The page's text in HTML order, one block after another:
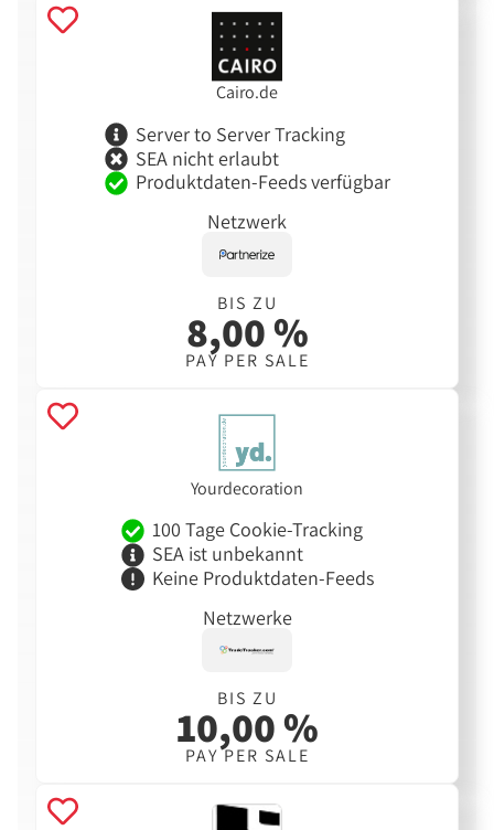
Cairo.de
Server to Server Tracking
SEA nicht erlaubt
Produktdaten-Feeds verfügbar
Netzwerk
BIS ZU
8,00 %
PAY PER SALE
Yourdecoration
100 Tage Cookie-Tracking
SEA ist unbekannt
Keine Produktdaten-Feeds
Netzwerke
BIS ZU
10,00 %
PAY PER SALE